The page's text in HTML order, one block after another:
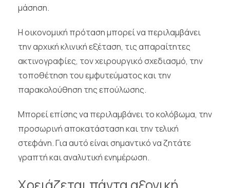
μάσηση.
Η οικονομική πρόταση μπορεί να περιλαμβάνει
την αρχική κλινική εξέταση, τις απαραίτητες
ακτινογραφίες, τον χειρουργικό σχεδιασμό, την
τοποθέτηση του εμφυτεύματος και την
παρακολούθηση της επούλωσης.
Μπορεί επίσης να περιλαμβάνει το κολόβωμα, την
προσωρινή αποκατάσταση και την τελική
στεφάνη. Για αυτό είναι σημαντικό να ζητάτε
γραπτή και αναλυτική ενημέρωση.